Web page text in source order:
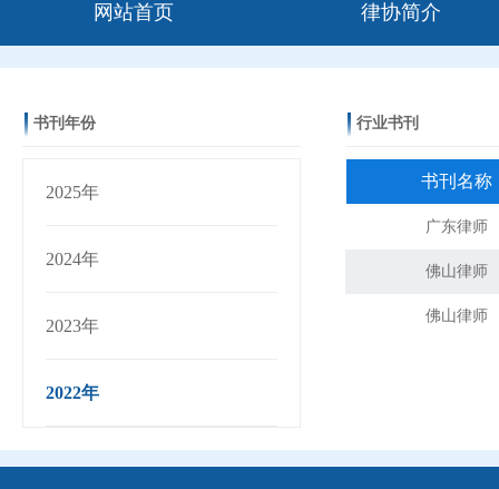
网站首页 律协简介
书刊年份
2025年
2024年
2023年
2022年
行业书刊
书刊名称
广东律师
佛山律师
佛山律师